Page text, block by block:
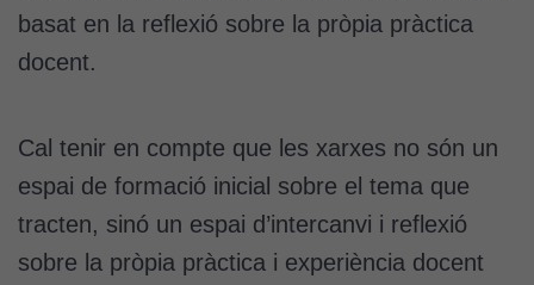
basat en la reflexió sobre la pròpia pràctica
docent.
Cal tenir en compte que les xarxes no són un
espai de formació inicial sobre el tema que
tracten, sinó un espai d’intercanvi i reflexió
sobre la pròpia pràctica i experiència docent